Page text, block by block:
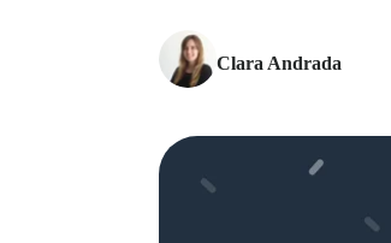
Clara Andrada